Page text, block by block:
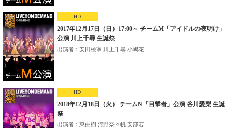
HD
2017年12月17日（日）17:00～ チームM「アイドルの夜明け」
公演 川上千尋 生誕祭
出演者：安田桃寧 川上千尋 小嶋花...
HD
2018年12月18日（火） チームN「目撃者」公演 谷川愛梨 生誕
祭
出演者：東由樹 河野奈々帆 安部若...